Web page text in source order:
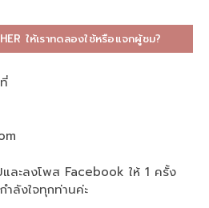
ให้เราทดลองใช้หรือแจกผู้ชม?
ละลงโพส Facebook ให้ 1 ครั้ง
ำลังใจทุกท่านค่ะ